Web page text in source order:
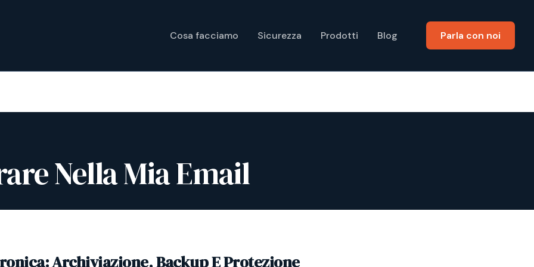
Cosa facciamo Sicurezza Prodotti Blog Parla con noi
Nella Mia Email
Archiviazione, Backup E Protezione